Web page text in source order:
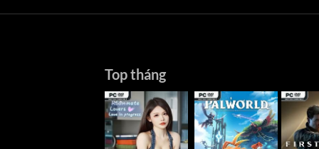
Top tháng